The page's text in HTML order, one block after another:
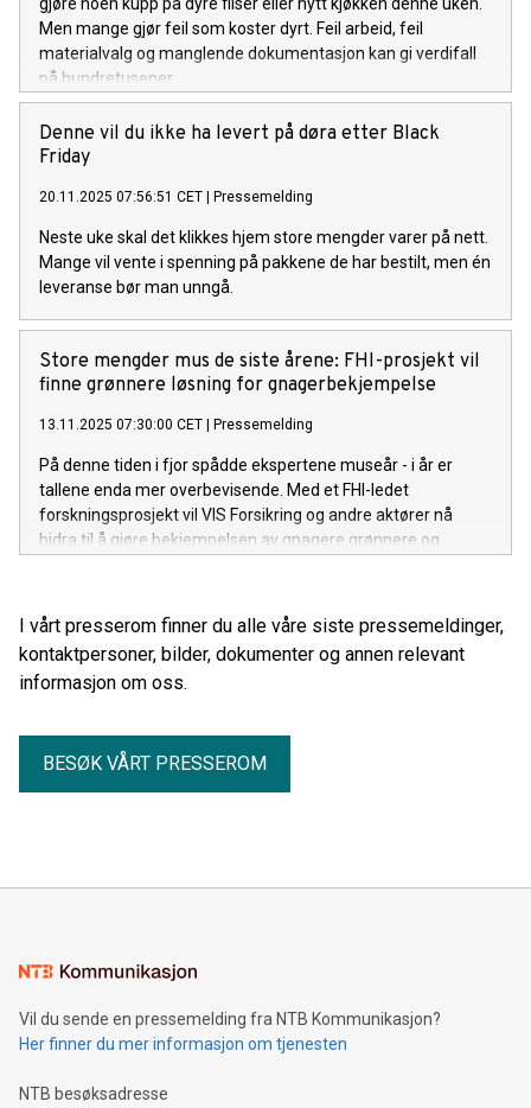
Men mange gjør feil som koster dyrt. Feil arbeid, feil
materialvalg og manglende dokumentasjon kan gi verdifall
på hundretusener.
Denne vil du ikke ha levert på døra etter Black
Friday
20.11.2025 07:56:51 CET | Pressemelding
Neste uke skal det klikkes hjem store mengder varer på nett.
Mange vil vente i spenning på pakkene de har bestilt, men én
leveranse bør man unngå.
Store mengder mus de siste årene: FHI-prosjekt vil
finne grønnere løsning for gnagerbekjempelse
13.11.2025 07:30:00 CET | Pressemelding
På denne tiden i fjor spådde ekspertene museår - i år er
tallene enda mer overbevisende. Med et FHI-ledet
forskningsprosjekt vil VIS Forsikring og andre aktører nå
bidra til å gjøre bekjempelsen av gnagere grønnere og
I vårt presserom finner du alle våre siste pressemeldinger,
kontaktpersoner, bilder, dokumenter og annen relevant
informasjon om oss.
BESØK VÅRT PRESSEROM
Vil du sende en pressemelding fra NTB Kommunikasjon?
Her finner du mer informasjon om tjenesten
NTB besøksadresse